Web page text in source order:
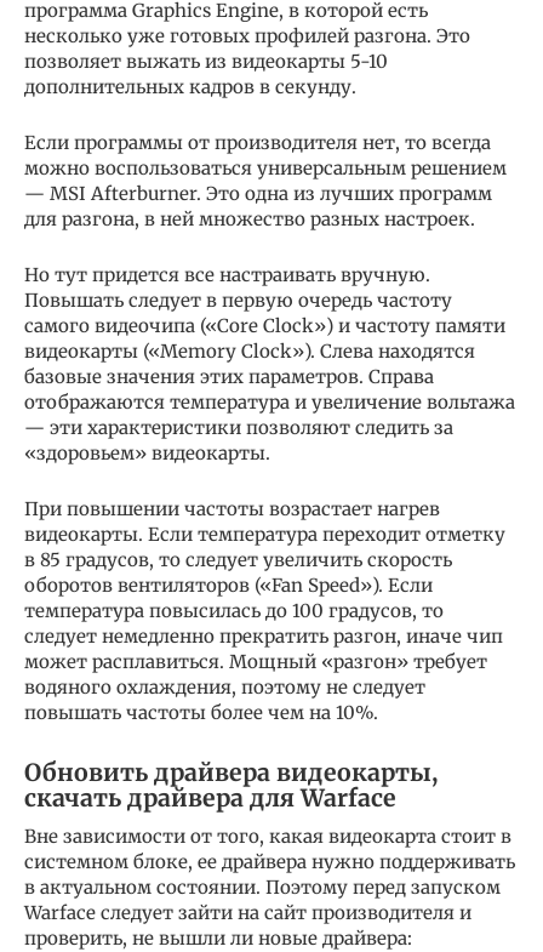
программа Graphics Engine, в которой есть
несколько уже готовых профилей разгона. Это
позволяет выжать из видеокарты 5-10
дополнительных кадров в секунду.
Если программы от производителя нет, то всегда
можно воспользоваться универсальным решением
— MSI Afterburner. Это одна из лучших программ
для разгона, в ней множество разных настроек.
Но тут придется все настраивать вручную.
Повышать следует в первую очередь частоту
самого видеочипа («Core Clock») и частоту памяти
видеокарты («Memory Clock»). Слева находятся
базовые значения этих параметров. Справа
отображаются температура и увеличение вольтажа
— эти характеристики позволяют следить за
«здоровьем» видеокарты.
При повышении частоты возрастает нагрев
видеокарты. Если температура переходит отметку
в 85 градусов, то следует увеличить скорость
оборотов вентиляторов («Fan Speed»). Если
температура повысилась до 100 градусов, то
следует немедленно прекратить разгон, иначе чип
может расплавиться. Мощный «разгон» требует
водяного охлаждения, поэтому не следует
повышать частоты более чем на 10%.
Обновить драйвера видеокарты,
скачать драйвера для Warface
Вне зависимости от того, какая видеокарта стоит в
системном блоке, ее драйвера нужно поддерживать
в актуальном состоянии. Поэтому перед запуском
Warface следует зайти на сайт производителя и
проверить, не вышли ли новые драйвера: